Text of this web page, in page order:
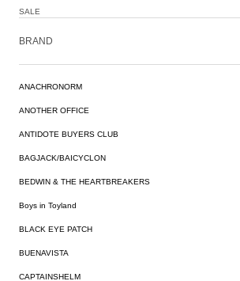
SALE
BRAND
ANACHRONORM
ANOTHER OFFICE
ANTIDOTE BUYERS CLUB
BAGJACK/BAICYCLON
BEDWIN & THE HEARTBREAKERS
Boys in Toyland
BLACK EYE PATCH
BUENAVISTA
CAPTAINSHELM